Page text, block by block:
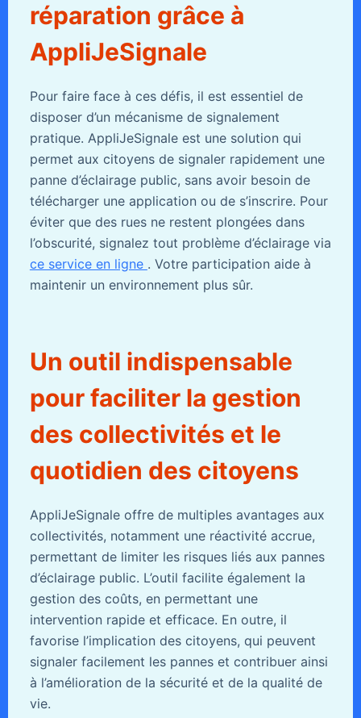
réparation grâce à
AppliJeSignale
Pour faire face à ces défis, il est essentiel de
disposer d’un mécanisme de signalement
pratique. AppliJeSignale est une solution qui
permet aux citoyens de signaler rapidement une
panne d’éclairage public, sans avoir besoin de
télécharger une application ou de s’inscrire. Pour
éviter que des rues ne restent plongées dans
l’obscurité, signalez tout problème d’éclairage via
ce service en ligne . Votre participation aide à
maintenir un environnement plus sûr.
Un outil indispensable
pour faciliter la gestion
des collectivités et le
quotidien des citoyens
AppliJeSignale offre de multiples avantages aux
collectivités, notamment une réactivité accrue,
permettant de limiter les risques liés aux pannes
d’éclairage public. L’outil facilite également la
gestion des coûts, en permettant une
intervention rapide et efficace. En outre, il
favorise l’implication des citoyens, qui peuvent
signaler facilement les pannes et contribuer ainsi
à l’amélioration de la sécurité et de la qualité de
vie.